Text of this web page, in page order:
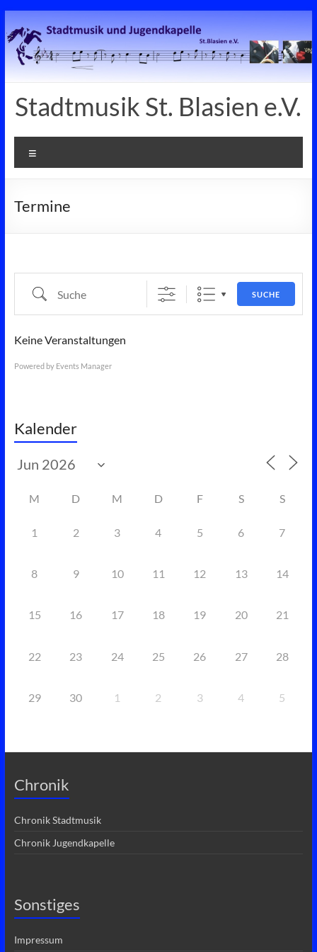
Inhalt
springen
Stadtmusik St. Blasien e.V.
Termine
Suche
SUCHE
Keine Veranstaltungen
Powered by Events Manager
Kalender
M D M D F S S
1 2 3 4 5 6 7
8 9 10 11 12 13 14
15 16 17 18 19 20 21
22 23 24 25 26 27 28
29 30 1 2 3 4 5
Chronik
Chronik Stadtmusik
Chronik Jugendkapelle
Sonstiges
Impressum